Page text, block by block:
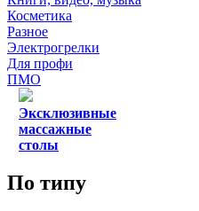
Косметика
Разное
Электрогрелки
Для профи
ПМО
Эксклюзивные
массажные
столы
По типу